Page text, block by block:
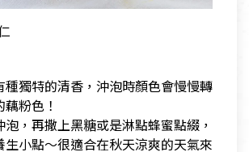
種獨特的清香，沖泡時顏色會慢慢轉
粉色！
，再撒上黑糖或是淋點蜂蜜點綴，
生小點～很適合在秋天涼爽的天氣來